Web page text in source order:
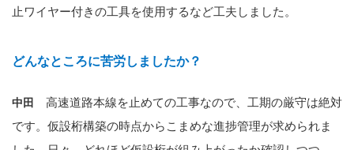
止ワイヤー付きの工具を使用するなど工夫しました。
どんなところに苦労しましたか？
中田
高速道路本線を止めての工事なので、工期の厳守は絶対
です。仮設桁構築の時点からこまめな進捗管理が求められま